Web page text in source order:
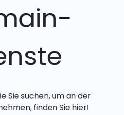
Sie suchen, um an der
finden Sie hier!